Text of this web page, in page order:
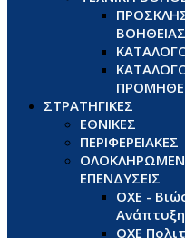
ΒΟΗΘΕΙΑΣ
ΣΤΡΑΤΗΓΙΚΕΣ
ΕΘΝΙΚΕΣ
ΠΕΡΙΦΕΡΕΙΑΚΕΣ
ΕΠΕΝΔΥΣΕΙΣ
ΟΧΕ -
ΟΧΕ